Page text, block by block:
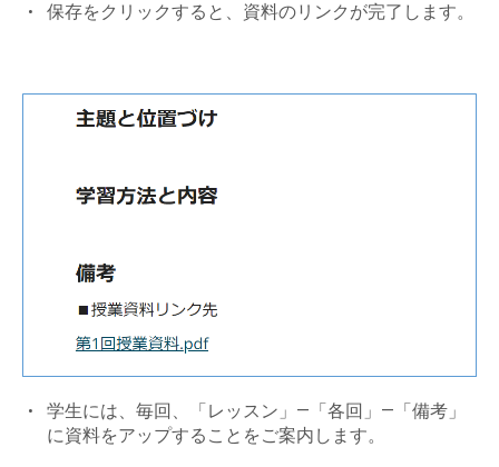
保存をクリックすると、資料のリンクが完了します。
学生には、毎回、「レッスン」―「各回」―「備考」
に資料をアップすることをご案内します。